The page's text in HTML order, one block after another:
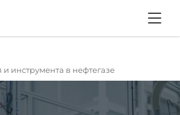
инструмента в нефтегазе